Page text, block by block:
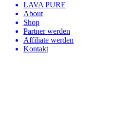
LAVA PURE
About
Shop
Partner werden
Affiliate werden
Kontakt